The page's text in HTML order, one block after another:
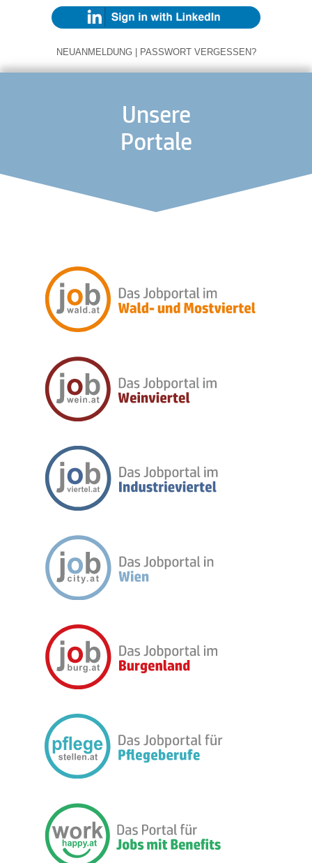
NEUANMELDUNG | PASSWORT VERGESSEN?
Unsere
Portale